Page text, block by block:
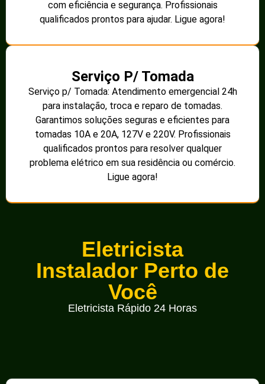
com eficiência e segurança. Profissionais
qualificados prontos para ajudar. Ligue agora!
Serviço P/ Tomada
Serviço p/ Tomada: Atendimento emergencial 24h
para instalação, troca e reparo de tomadas.
Garantimos soluções seguras e eficientes para
tomadas 10A e 20A, 127V e 220V. Profissionais
qualificados prontos para resolver qualquer
problema elétrico em sua residência ou comércio.
Ligue agora!
Eletricista
Instalador Perto de
Você
Eletricista Rápido 24 Horas